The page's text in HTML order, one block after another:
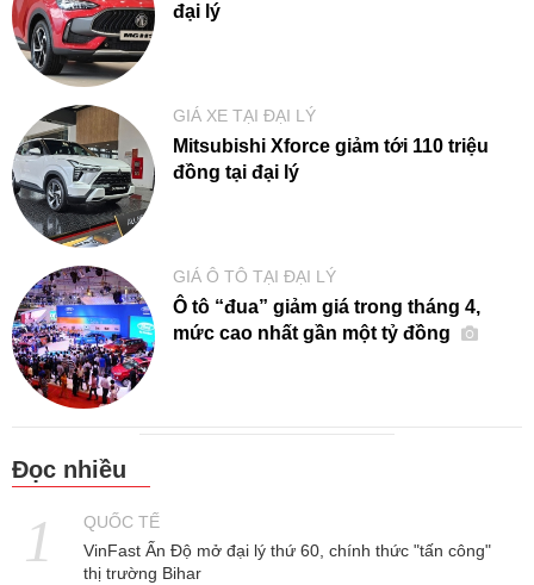
đại lý
GIÁ XE TẠI ĐẠI LÝ
Mitsubishi Xforce giảm tới 110 triệu
đồng tại đại lý
GIÁ Ô TÔ TẠI ĐẠI LÝ
Ô tô “đua” giảm giá trong tháng 4,
mức cao nhất gần một tỷ đồng
Đọc nhiều
QUỐC TẾ
VinFast Ấn Độ mở đại lý thứ 60, chính thức "tấn công"
thị trường Bihar